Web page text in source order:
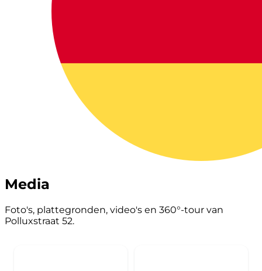
Media
Foto's, plattegronden, video's en 360°-tour van
Polluxstraat 52.